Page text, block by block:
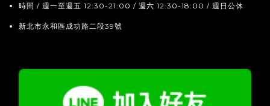
時間 / 週一至週五 12:30-21:00 / 週六 12:30-18:00 / 週日公休
新北市永和區成功路二段39號